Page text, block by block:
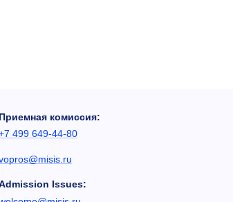
Приемная комиссия:
499 649-44-80
Issues: